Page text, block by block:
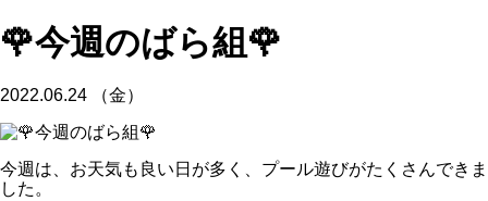
🌹今週のばら組🌹
2022.06.24 （金）
今週は、お天気も良い日が多く、プール遊びがたくさんできま
した。